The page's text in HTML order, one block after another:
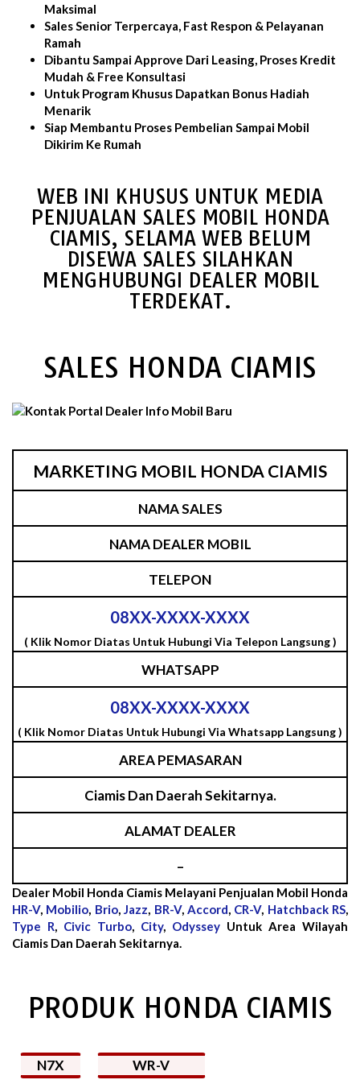
Maksimal
Sales Senior Terpercaya, Fast Respon & Pelayanan
Ramah
Dibantu Sampai Approve Dari Leasing, Proses Kredit
Mudah & Free Konsultasi
Untuk Program Khusus Dapatkan Bonus Hadiah
Menarik
Siap Membantu Proses Pembelian Sampai Mobil
Dikirim Ke Rumah
WEB INI KHUSUS UNTUK MEDIA
PENJUALAN SALES MOBIL HONDA
CIAMIS, SELAMA WEB BELUM
DISEWA SALES SILAHKAN
MENGHUBUNGI DEALER MOBIL
TERDEKAT.
SALES HONDA CIAMIS
MARKETING MOBIL HONDA CIAMIS
NAMA SALES
NAMA DEALER MOBIL
TELEPON
08XX-XXXX-XXXX
( Klik Nomor Diatas Untuk Hubungi Via Telepon Langsung )
WHATSAPP
08XX-XXXX-XXXX
( Klik Nomor Diatas Untuk Hubungi Via Whatsapp Langsung )
AREA PEMASARAN
Ciamis Dan Daerah Sekitarnya.
ALAMAT DEALER
–
Dealer Mobil Honda Ciamis Melayani Penjualan Mobil Honda
HR-V, Mobilio, Brio,Jazz, BR-V, Accord, CR-V, Hatchback RS,
Type R, Civic Turbo, City, Odyssey Untuk Area Wilayah
Ciamis Dan Daerah Sekitarnya.
PRODUK HONDA CIAMIS
N7X WR-V